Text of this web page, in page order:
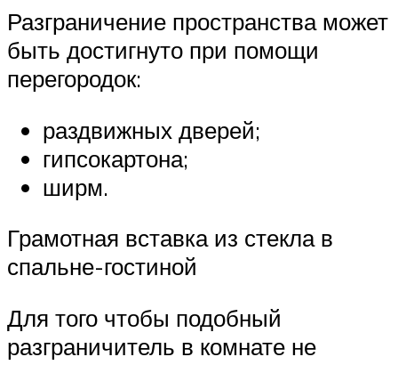
Разграничение пространства может
быть достигнуто при помощи
перегородок:
раздвижных дверей;
гипсокартона;
ширм.
Грамотная вставка из стекла в
спальне-гостиной
Для того чтобы подобный
разграничитель в комнате не